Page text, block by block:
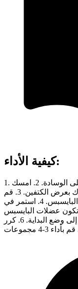
كيفية الأداء:
1. اجلس على كرسي الواعظ وضع ذراعيك على الوسادة. 2. امسك
البار أو الدمبل بقبضة سفلية، بحيث تكون يداك بعرض الكتفين. 3. قم
برفع الوزن ببطء عن طريق تقلص عضلات البايسبس. 4. استمر في
تكون عضلات البايسبس
مشدودة بالكامل. 5. اخفض الوزن ببطء إلى وضع البداية. 6. كرر